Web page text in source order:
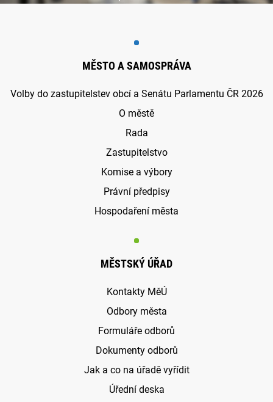
MĚSTO A SAMOSPRÁVA
Volby do zastupitelstev obcí a Senátu Parlamentu ČR 2026
O městě
Rada
Zastupitelstvo
Komise a výbory
Právní předpisy
Hospodaření města
MĚSTSKÝ ÚŘAD
Kontakty MěÚ
Odbory města
Formuláře odborů
Dokumenty odborů
Jak a co na úřadě vyřídit
Úřední deska